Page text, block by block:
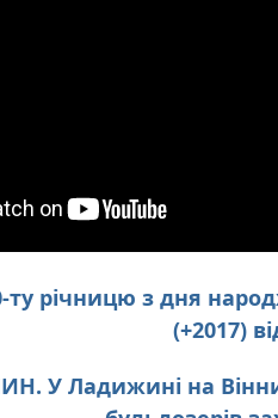
ту річницю з дня
(+2017)
У Ладижині на